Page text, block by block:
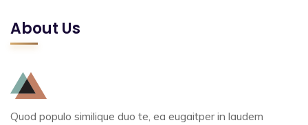
About Us
Quod populo similique duo te, ea eugaitper in laudem